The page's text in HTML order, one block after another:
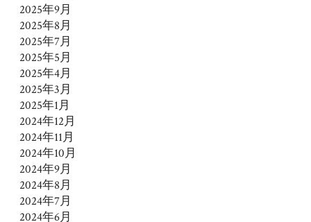
2025年9月
2025年8月
2025年7月
2025年5月
2025年4月
2025年3月
2025年1月
2024年12月
2024年11月
2024年10月
2024年9月
2024年8月
2024年7月
2024年6月